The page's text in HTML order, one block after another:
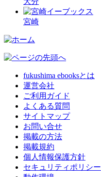
宮崎
fukushima ebooksとは
運営会社
ご利用ガイド
よくある質問
サイトマップ
お問い合せ
掲載の方法
掲載規約
個人情報保護方針
セキュリティポリシー